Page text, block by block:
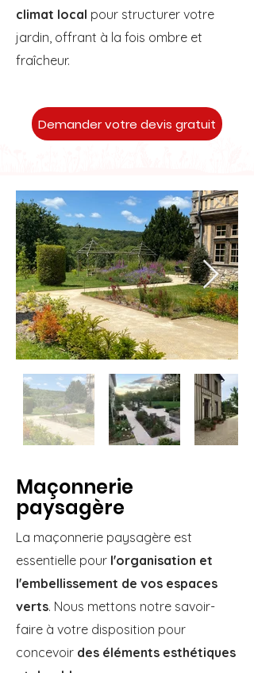
climat local pour structurer votre
jardin, offrant à la fois ombre et
fraîcheur.
Demander votre devis gratuit
Maçonnerie
paysagère
La maçonnerie paysagère est
essentielle pour l'organisation et
l'embellissement de vos espaces
verts. Nous mettons notre savoir-
faire à votre disposition pour
concevoir des éléments esthétiques